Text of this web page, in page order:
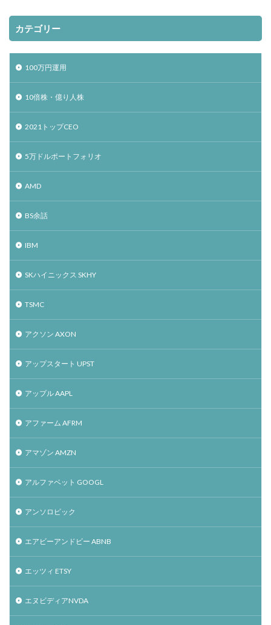
カテゴリー
100万円運用
10倍株・億り人株
2021トップCEO
5万ドルポートフォリオ
AMD
BS余話
IBM
SKハイニックス SKHY
TSMC
アクソン AXON
アップスタート UPST
アップル AAPL
アファーム AFRM
アマゾン AMZN
アルファベット GOOGL
アンソロピック
エアビーアンドビー ABNB
エッツィ ETSY
エヌビディアNVDA